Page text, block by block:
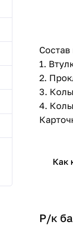
Состав
1.
2.
3.
4.
Как
Р/к